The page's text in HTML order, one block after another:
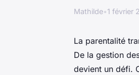
Mathilde•1 février
La parentalité
De la gestion
devient un défi.